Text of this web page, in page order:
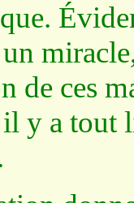
de ces
y a tout